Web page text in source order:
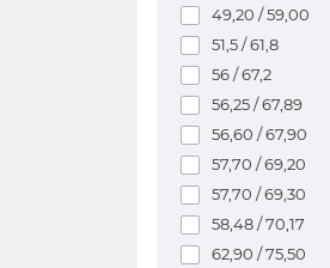
49,20 / 59,00
51,5 / 61,8
56 / 67,2
56,25 / 67,89
56,60 / 67,90
57,70 / 69,20
57,70 / 69,30
58,48 / 70,17
62,90 / 75,50